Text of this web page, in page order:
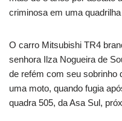
criminosa em uma
O carro Mitsubishi TR4
senhora Ilza Nogueira de
de refém com seu sobrinho
uma moto, quando fugia
quadra 505, da Asa Sul,